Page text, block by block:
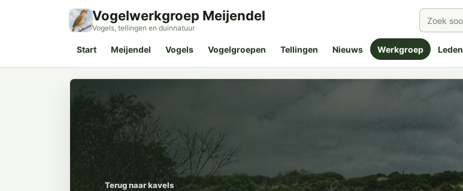
Vogelwerkgroep Meijendel
Vogels, tellingen en duinnatuur
Start Meijendel Vogels Vogelgroepen Tellingen Nieuws Werkgroep Leden
Terug naar kavels